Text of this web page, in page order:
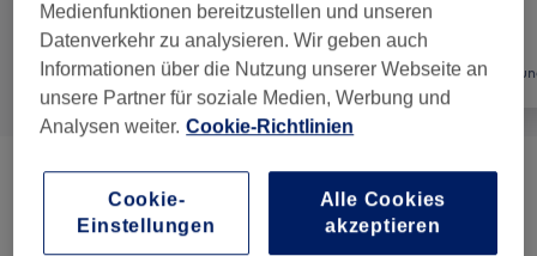
Alle Nägel
Gesichtsbehandlungen
Medienfunktionen bereitzustellen und unseren
Datenverkehr zu analysieren. Wir geben auch
Informationen über die Nutzung unserer Webseite an
unsere Partner für soziale Medien, Werbung und
Analysen weiter. Cookie-Richtlinien
Cookie-
Einstellungen
Alle Cookies
akzeptieren